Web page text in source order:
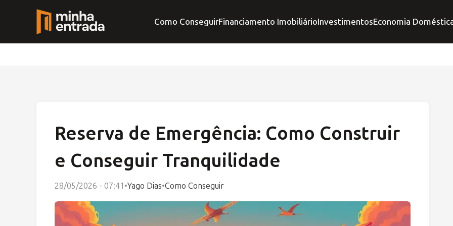
Como ConseguirFinanciamento ImobiliárioInvestimentosEconomia
Reserva de Emergência: Como Construir
e Conseguir Tranquilidade
28/05/2026 - 07:41 •Yago Dias•Como Conseguir